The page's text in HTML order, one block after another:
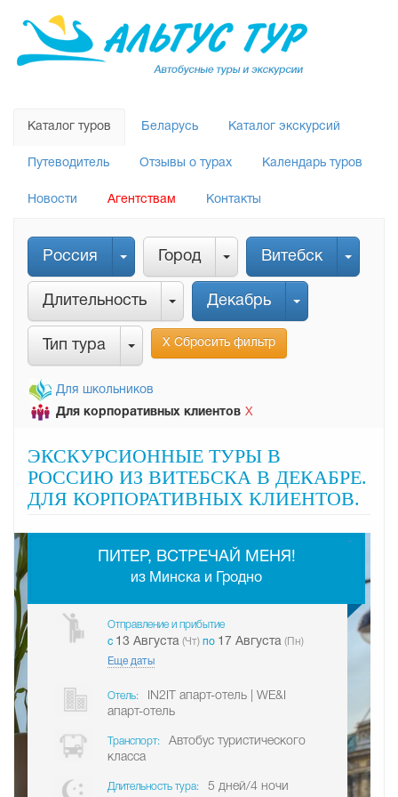
Каталог туров Беларусь Каталог экскурсий
Путеводитель Отзывы о турах Календарь туров
Новости Агентствам Контакты
Россия Город Витебск
Длительность Декабрь
Тип тура Х Сбросить фильтр
Для школьников
Для корпоративных клиентов Х
ЭКСКУРСИОННЫЕ ТУРЫ В
РОССИЮ ИЗ ВИТЕБСКА В ДЕКАБРЕ.
ДЛЯ КОРПОРАТИВНЫХ КЛИЕНТОВ.
ПИТЕР, ВСТРЕЧАЙ МЕНЯ!
из Минска и Гродно
Отправление и прибытие
c 13 Августа (Чт) по 17 Августа (Пн)
Еще даты
Отель:
IN2IT апарт-отель | WE&I
апарт-отель
Транспорт:
Автобус туристического
класса
Длительность тура: 5 дней/4 ночи
-